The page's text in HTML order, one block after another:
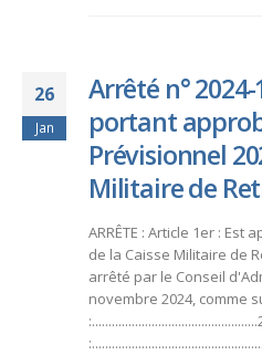
26
Jan
Arrêté n°
portant
Prévisionnel
Militaire de
ARRÊTE : Article 1er :
de la Caisse Militaire de
arrêté par le Conseil
novembre 2024, comme